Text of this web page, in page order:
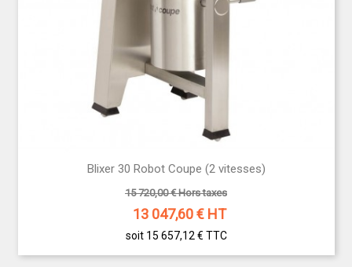
Blixer 30 Robot Coupe (2 vitesses)
15 720,00 € Hors taxes
13 047,60€ HT
soit 15 657,12 € TTC